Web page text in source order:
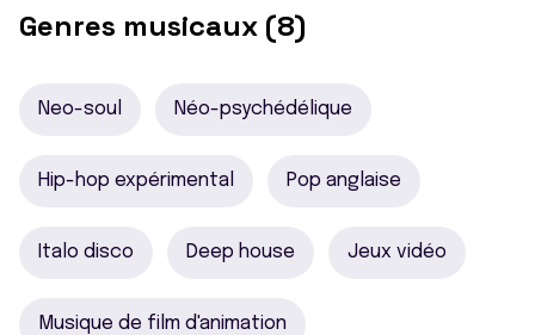
Genres musicaux (8)
Neo-soul Néo-psychédélique
Hip-hop expérimental Pop anglaise
Italo disco Deep house Jeux vidéo
Musique de film d'animation